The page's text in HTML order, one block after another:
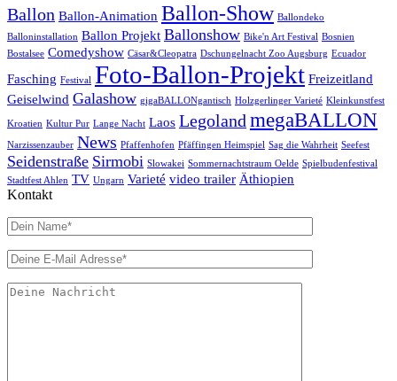
Ballon Ballon-Animation Ballon-Show Ballondeko
Balloninstallation Ballon Projekt Ballonshow Bike'n Art Festival Bosnien
Bostalsee Comedyshow Cäsar&Cleopatra Dschungelnacht Zoo Augsburg Ecuador
Fasching Festival Foto-Ballon-Projekt Freizeitland
Geiselwind Galashow gigaBALLONgantisch Holzgerlinger Varieté Kleinkunstfest
Kroatien Kultur Pur Lange Nacht Laos Legoland megaBALLON
Narzissenzauber News Pfaffenhofen Pfäffingen Heimspiel Sag die Wahrheit Seefest
Seidenstraße Sirmobi Slowakei Sommernachtstraum Oelde Spielbudenfestival
Stadtfest Ahlen TV Ungarn Varieté video trailer Äthiopien
Kontakt